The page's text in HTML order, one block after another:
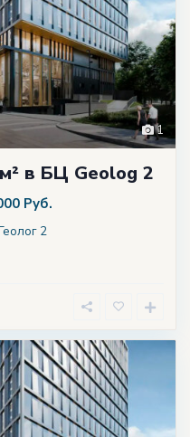
1
в БЦ Geolog 2
Руб.
2